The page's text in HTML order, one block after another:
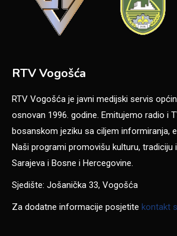
RTV Vogošća
RTV Vogošća je javni medijski servis
osnovan 1996. godine. Emitujemo radio i
bosanskom jeziku sa ciljem informiranja,
Naši programi promovišu kulturu, tradiciju
Sarajeva i Bosne i Hercegovine.
Sjedište: Jošanička 33, Vogošća
Za dodatne informacije posjetite kontakt